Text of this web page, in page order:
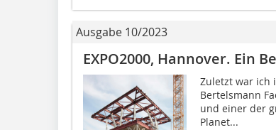
Ausgabe 10/2023
EXPO2000, Hannover. Ein
Zuletzt war ich
Bertelsmann
und einer der
Planet...